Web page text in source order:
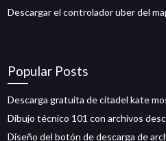
Descargar el controlador uber del
Popular Posts
Descarga gratuita de citadel kate
Dibujo técnico 101 con archivos
Diseño del botón de descarga de